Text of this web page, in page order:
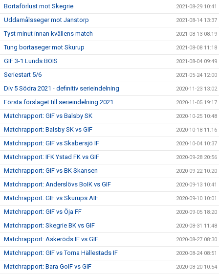
Bortaförlust mot Skegrie 2021-08-29 10:41
Uddamålsseger mot Janstorp 2021-08-14 13:37
Tyst minut innan kvällens match 2021-08-13 08:19
Tung bortaseger mot Skurup 2021-08-08 11:18
GIF 3-1 Lunds BOIS 2021-08-04 09:49
Seriestart 5/6 2021-05-24 12:00
Div 5 Södra 2021 - definitiv serieindelning 2020-11-23 13:02
Första förslaget till serieindelning 2021 2020-11-05 19:17
Matchrapport: GIF vs Balsby SK 2020-10-25 10:48
Matchrapport: Balsby SK vs GIF 2020-10-18 11:16
Matchrapport: GIF vs Skabersjö IF 2020-10-04 10:37
Matchrapport: IFK Ystad FK vs GIF 2020-09-28 20:56
Matchrapport: GIF vs BK Skansen 2020-09-22 10:20
Matchrapport: Anderslövs BoIK vs GIF 2020-09-13 10:41
Matchrapport: GIF vs Skurups AIF 2020-09-10 10:01
Matchrapport: GIF vs Öja FF 2020-09-05 18:20
Matchrapport: Skegrie BK vs GIF 2020-08-31 11:48
Matchrapport: Askeröds IF vs GIF 2020-08-27 08:30
Matchrapport: GIF vs Torna Hällestads IF 2020-08-24 08:51
Matchrapport: Bara GoIF vs GIF 2020-08-20 10:54